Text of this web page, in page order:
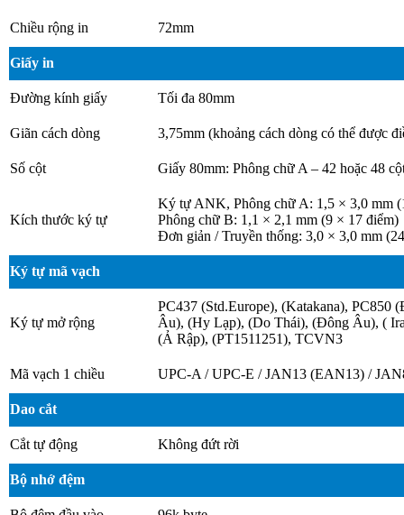
Chiều rộng in 72mm
Giấy in
Đường kính giấy Tối đa 80mm
Giãn cách dòng 3,75mm (khoảng cách dòng có thể được
Số cột Giấy 80mm: Phông chữ A – 42 hoặc 48
Kích thước ký tự
Ký tự ANK, Phông chữ A: 1,5 × 3,0 mm
Phông chữ B: 1,1 × 2,1 mm (9 × 17 điểm)
Đơn giản / Truyền thống: 3,0 × 3,0 mm
Ký tự mã vạch
Ký tự mở rộng
PC437 (Std.Europe), (Katakana), PC850
Âu), (Hy Lạp), (Do Thái), (Đông Âu), (
(Ả Rập), (PT1511251), TCVN3
Mã vạch 1 chiều UPC-A / UPC-E / JAN13 (EAN13) /
Dao cắt
Cắt tự động Không đứt rời
Bộ nhớ đệm